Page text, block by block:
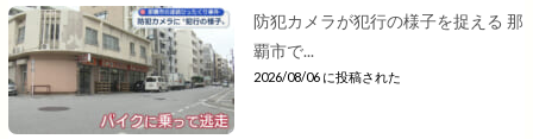
防犯カメラが犯行の様子を捉える 那
覇市で...
2026/08/06 に投稿された